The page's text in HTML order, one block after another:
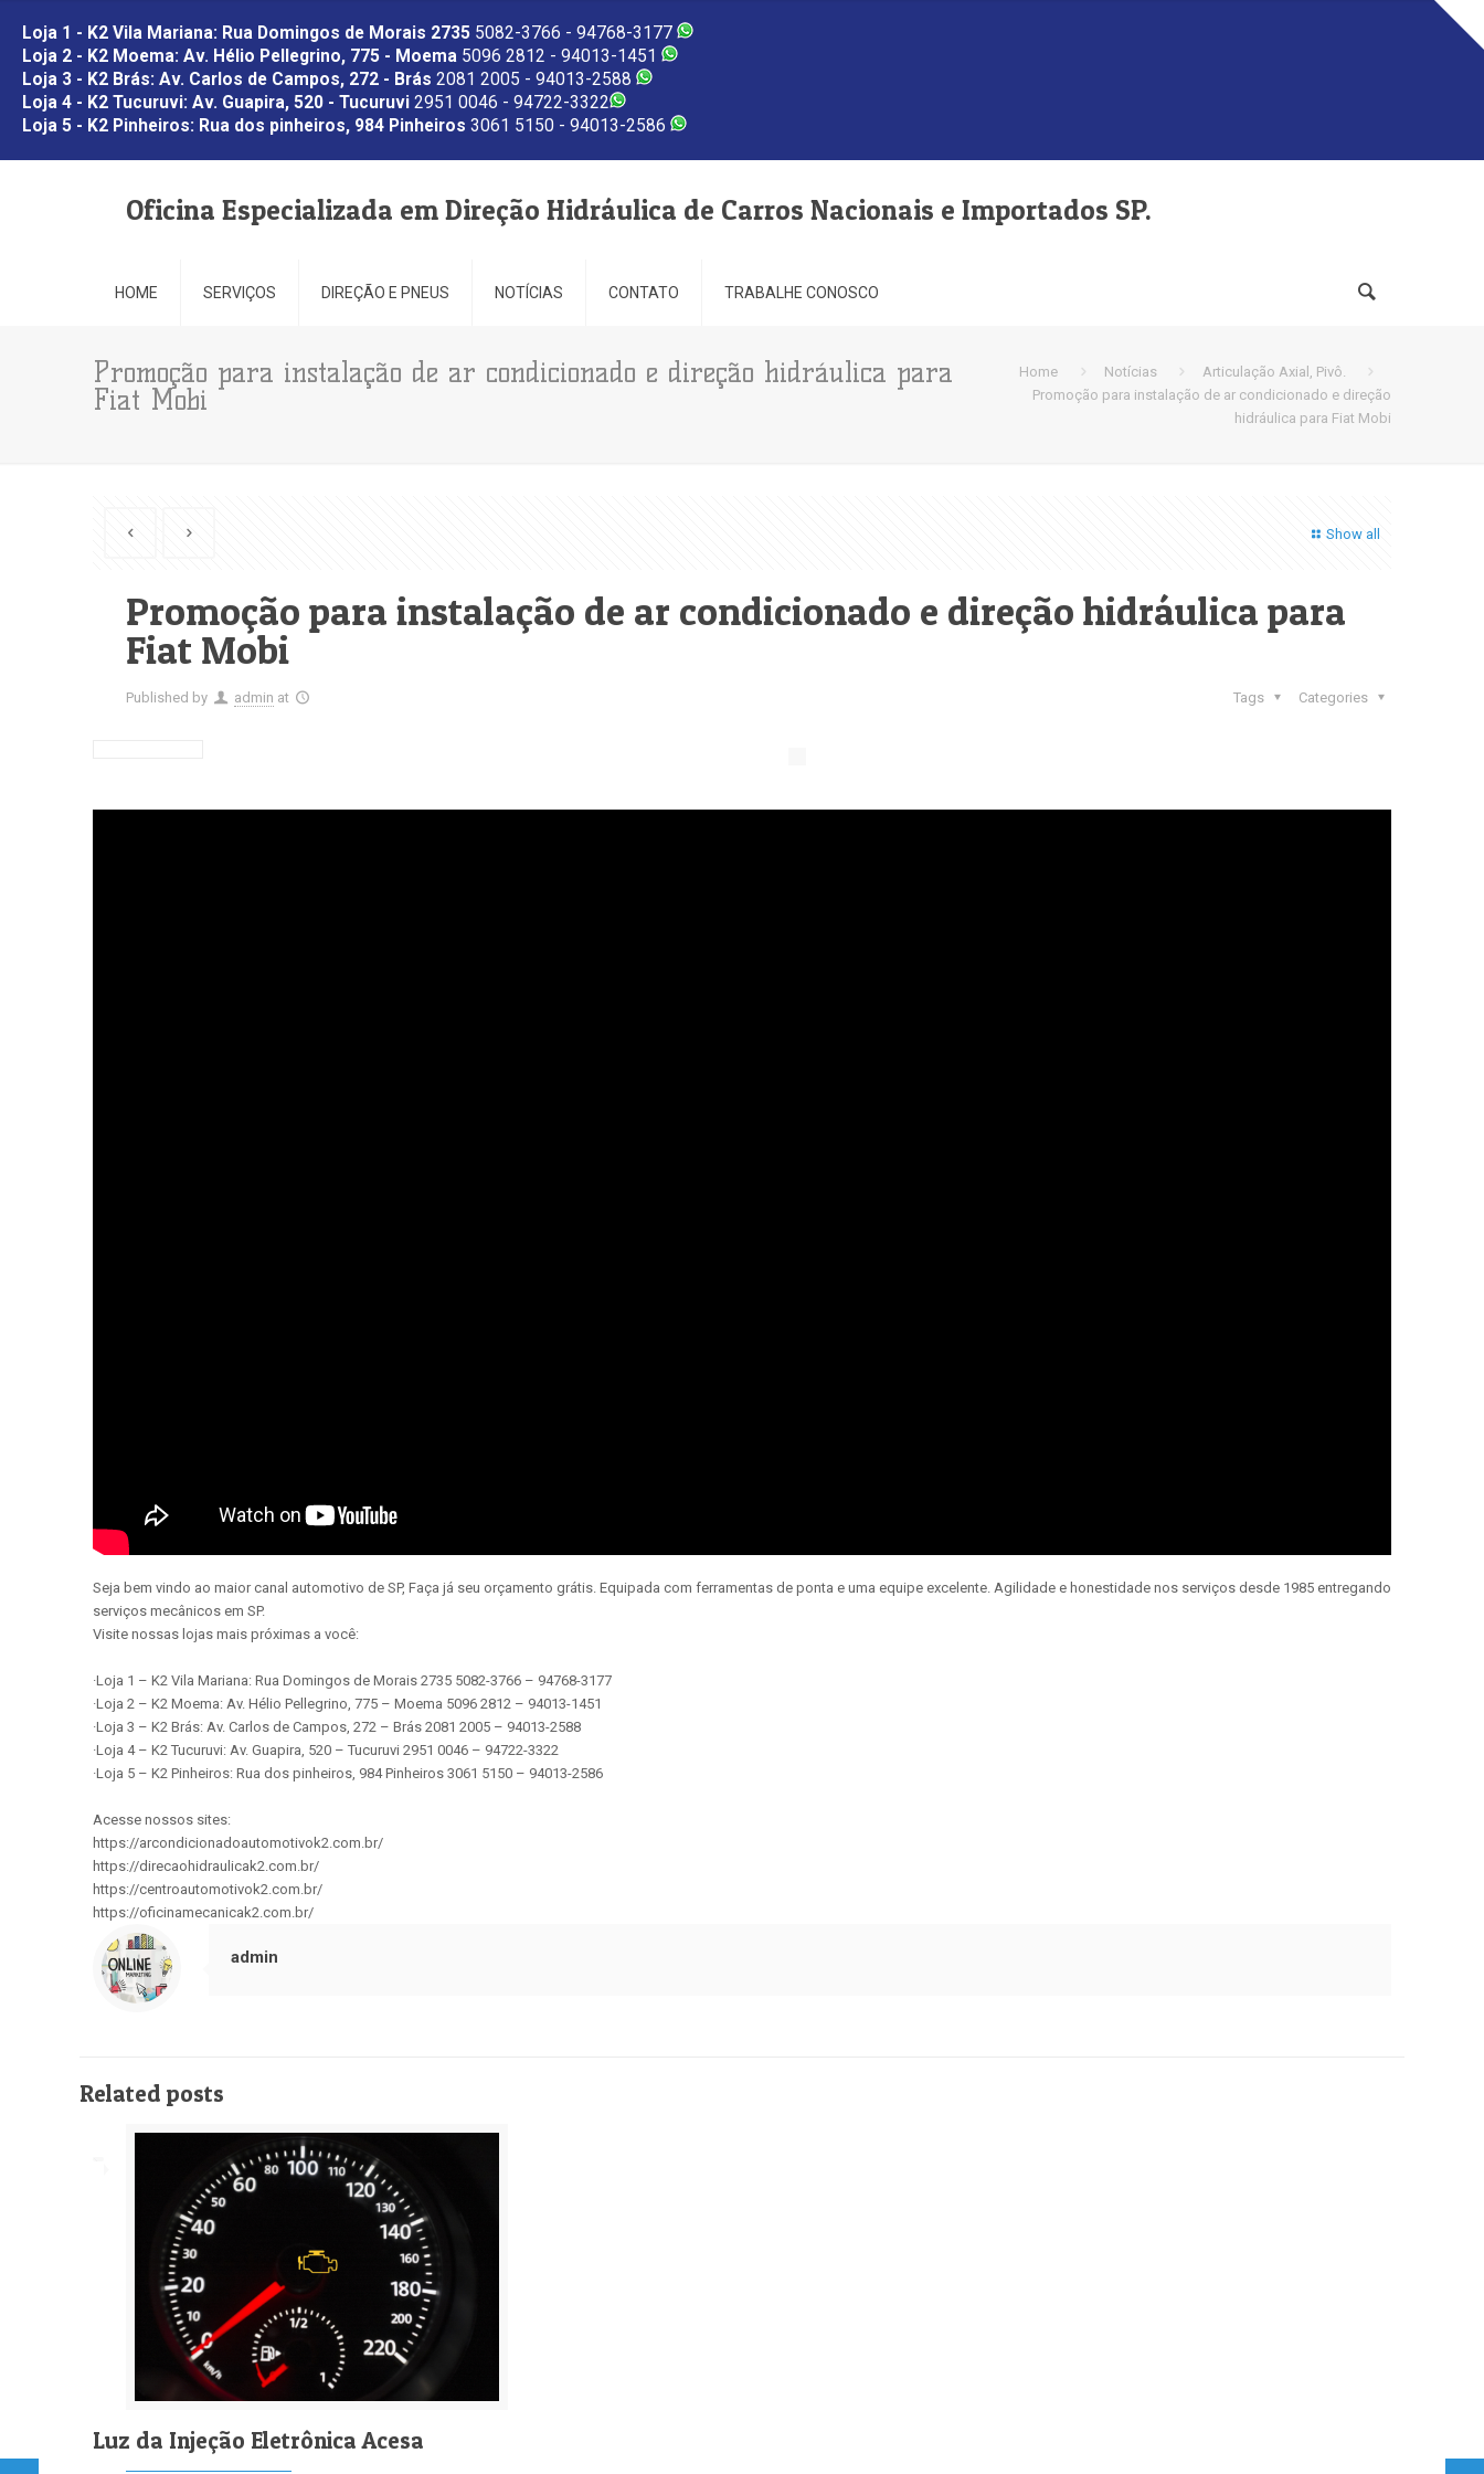
Loja 1 - K2 Vila Mariana: Rua Domingos de Morais 2735 5082-3766 - 94768-3177
Loja 2 - K2 Moema: Av. Hélio Pellegrino, 775 - Moema 5096 2812 - 94013-1451
Loja 3 - K2 Brás: Av. Carlos de Campos, 272 - Brás 2081 2005 - 94013-2588
Loja 4 - K2 Tucuruvi: Av. Guapira, 520 - Tucuruvi 2951 0046 - 94722-3322
Loja 5 - K2 Pinheiros: Rua dos pinheiros, 984 Pinheiros 3061 5150 - 94013-2586
Oficina Especializada em Direção Hidráulica de Carros Nacionais e Importados SP.
HOME SERVIÇOS DIREÇÃO E PNEUS NOTÍCIAS CONTATO TRABALHE CONOSCO
Promoção para instalação de ar condicionado e direção hidráulica para
Fiat Mobi
Home Notícias
Articulação Axial, Pivô.
Promoção para instalação de ar condicionado e direção
hidráulica para Fiat Mobi
Show all
Promoção para instalação de ar condicionado e direção hidráulica para
Fiat Mobi
Published by admin at Categories
Tags
Seja bem vindo ao maior canal automotivo de SP, Faça já seu orçamento grátis. Equipada com ferramentas de ponta e uma equipe excelente. Agilidade e honestidade nos serviços desde 1985 entregando
serviços mecânicos em SP.
Visite nossas lojas mais próximas a você:
·Loja 1 – K2 Vila Mariana: Rua Domingos de Morais 2735 5082-3766 – 94768-3177
·Loja 2 – K2 Moema: Av. Hélio Pellegrino, 775 – Moema 5096 2812 – 94013-1451
·Loja 3 – K2 Brás: Av. Carlos de Campos, 272 – Brás 2081 2005 – 94013-2588
·Loja 4 – K2 Tucuruvi: Av. Guapira, 520 – Tucuruvi 2951 0046 – 94722-3322
·Loja 5 – K2 Pinheiros: Rua dos pinheiros, 984 Pinheiros 3061 5150 – 94013-2586
Acesse nossos sites:
https://arcondicionadoautomotivok2.com.br/
https://direcaohidraulicak2.com.br/
https://centroautomotivok2.com.br/
https://oficinamecanicak2.com.br/
admin
Related posts
Luz da Injeção Eletrônica Acesa